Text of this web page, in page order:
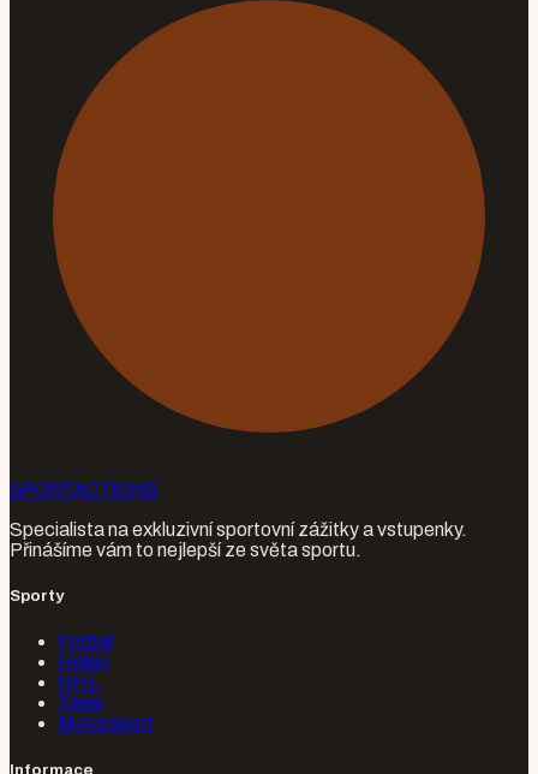
SPORTACTIONS
Specialista na exkluzivní sportovní zážitky a vstupenky.
Přinášíme vám to nejlepší ze světa sportu.
Sporty
Fotbal
Hokej
NHL
Tenis
Motorsport
Informace